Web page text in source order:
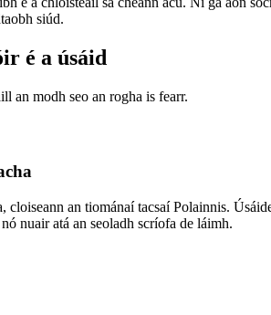
siúd.
é a úsáid
an modh seo an rogha is fearr.
cloiseann an tiománaí tacsaí Polainnis.
nuair atá an seoladh scríofa de láimh.